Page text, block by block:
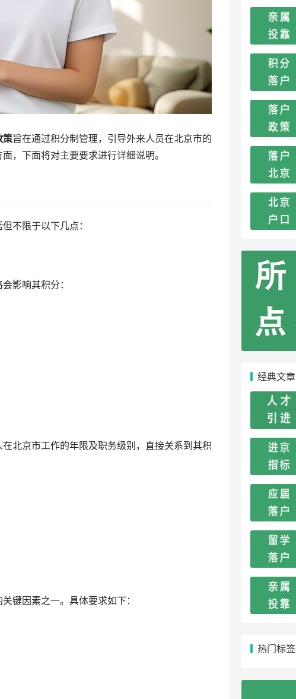
策旨在通过积分制管理，引导外来人员在北京市的
，下面将对主要要求进行详细说明。
不限于以下几点：
影响其积分：
北京市工作的年限及职务级别，直接关系到其积
键因素之一。具体要求如下：
经典文章
热门标签